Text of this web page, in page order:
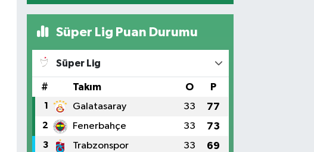
Süper Lig Puan Durumu
Süper Lig
# Takım O P
1 Galatasaray 33 77
2 Fenerbahçe 33 73
3 Trabzonspor 33 69